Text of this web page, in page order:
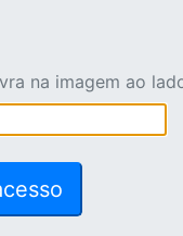
na imagem ao